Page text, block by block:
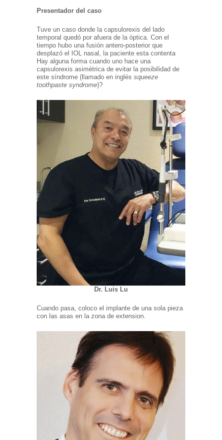
Presentador del caso
Tuve un caso donde la capsulorexis del lado
temporal quedó por afuera de la óptica. Con el
tiempo hubo una fusión antero-posterior que
desplazó el IOL nasal, la paciente esta contenta
Hay alguna forma cuando uno hace una
capsulorexis asimétrica de evitar la posibilidad de
este síndrome (llamado en inglés squeeze
toothpaste syndrome)?
Dr. Luis Lu
Cuando pasa, coloco el implante de una sola pieza
con las asas en la zona de extension.